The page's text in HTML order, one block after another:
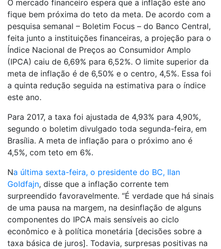
O mercado financeiro espera que a inflação este ano
fique bem próxima do teto da meta. De acordo com a
pesquisa semanal – Boletim Focus – do Banco Central,
feita junto a instituições financeiras, a projeção para o
Índice Nacional de Preços ao Consumidor Amplo
(IPCA) caiu de 6,69% para 6,52%. O limite superior da
meta de inflação é de 6,50% e o centro, 4,5%. Essa foi
a quinta redução seguida na estimativa para o índice
este ano.
Para 2017, a taxa foi ajustada de 4,93% para 4,90%,
segundo o boletim divulgado toda segunda-feira, em
Brasília. A meta de inflação para o próximo ano é
4,5%, com teto em 6%.
Na última sexta-feira, o presidente do BC, Ilan
Goldfajn, disse que a inflação corrente tem
surpreendido favoravelmente. “É verdade que há sinais
de uma pausa na margem, na desinflação de alguns
componentes do IPCA mais sensíveis ao ciclo
econômico e à política monetária [decisões sobre a
taxa básica de juros]. Todavia, surpresas positivas na